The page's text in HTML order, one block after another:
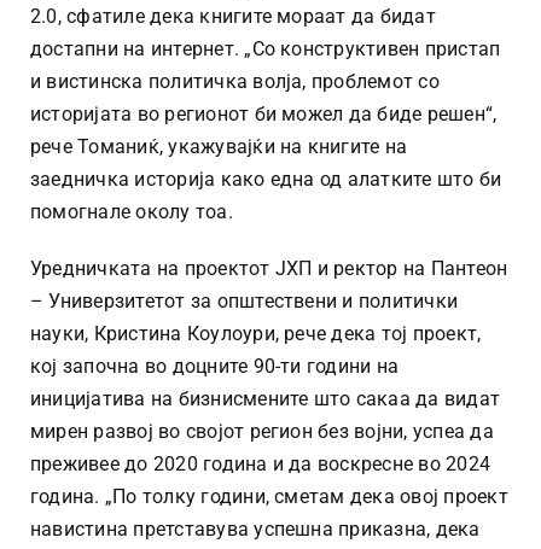
2.0, сфатиле дека книгите мораат да бидат
достапни на интернет. „Со конструктивен пристап
и вистинска политичка волја, проблемот со
историјата во регионот би можел да биде решен“,
рече Томаниќ, укажувајќи на книгите на
заедничка историја како една од алатките што би
помогнале околу тоа.
Уредничката на проектот ЈХП и ректор на Пантеон
– Универзитетот за општествени и политички
науки, Кристина Коулоури, рече дека тој проект,
кој започна во доцните 90-ти години на
иницијатива на бизнисмените што сакаа да видат
мирен развој во својот регион без војни, успеа да
преживее до 2020 година и да воскресне во 2024
година. „По толку години, сметам дека овој проект
навистина претставува успешна приказна, дека